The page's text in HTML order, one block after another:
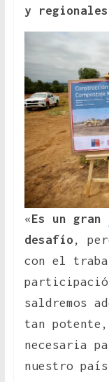
y
«Es un gran
desafío ,
con el
saldremos
tan
necesaria
nuestro